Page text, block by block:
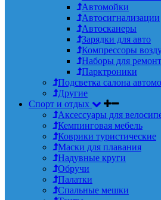
Автомойки
Автосигнализации
Автосканеры
Зарядки для авто
Компрессоры
Наборы для
Парктроники
Подсветка салона
Другие
Спорт и отдых
Аксессуары для
Кемпинговая мебель
Коврики туристические
Маски для плавания
Надувные круги
Обручи
Палатки
Спальные мешки